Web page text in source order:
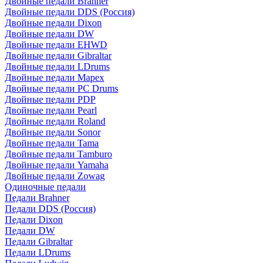
Двойные педали DDS (Россия)
Двойные педали Dixon
Двойные педали DW
Двойные педали EHWD
Двойные педали Gibraltar
Двойные педали LDrums
Двойные педали Mapex
Двойные педали PC Drums
Двойные педали PDP
Двойные педали Pearl
Двойные педали Roland
Двойные педали Sonor
Двойные педали Tama
Двойные педали Tamburo
Двойные педали Yamaha
Двойные педали Zowag
Одиночные педали
Педали Brahner
Педали DDS (Россия)
Педали Dixon
Педали DW
Педали Gibraltar
Педали LDrums